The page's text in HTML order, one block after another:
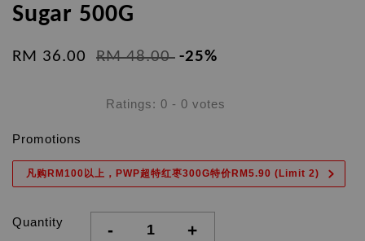
Sugar 500G
RM 36.00 RM 48.00 -25%
Ratings: 0 - 0 votes
Promotions
凡购RM100以上，PWP超特红枣300G特价RM5.90 (Limit 2)
Quantity - +